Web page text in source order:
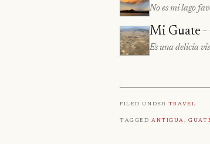
No es mi lago
Mi Guate
Es una delicia
Filed under Travel
TaggedAntigua,